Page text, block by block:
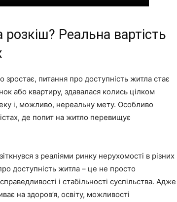
Реальна вартість
зростає, питання про доступність житла стає
або квартиру, здавалася колись цілком
і, можливо, нереальну мету. Особливо
де попит на житло перевищує
з реаліями ринку нерухомості в різних
доступність житла – це не просто
і стабільності суспільства. Адже
на здоров’я, освіту, можливості